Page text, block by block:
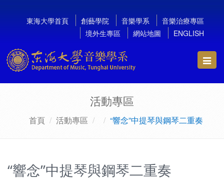
東海大學首頁 創藝學院 音樂學系
音樂治療專區
境外生專區
網站地圖 ENGLISH
活動專區
首頁 活動專區 “響念”中提琴與鋼琴二重奏
“響念”中提琴與鋼琴二重奏